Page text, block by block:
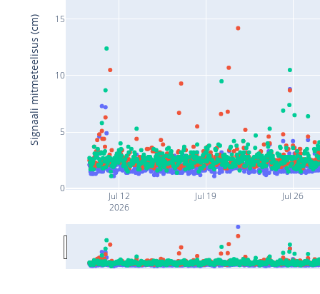
Jul 12
2026
Jul 19 Jul 26
0
5
10
15
Signaali mitmeteelisus (cm)